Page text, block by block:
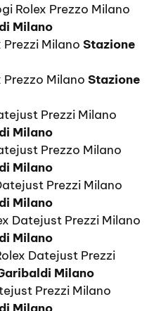
Rolex Prezzo Milano
Milano
Milano Stazione
Milano Stazione
Prezzi Milano
Milano
Prezzo Milano
Milano
Prezzi Milano
Milano
Datejust Prezzi Milano
Milano
Datejust Prezzi
Milano
Prezzi Milano